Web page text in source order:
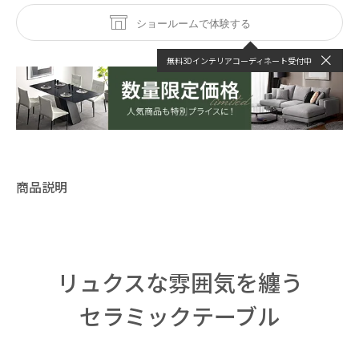
ショールームで体験する
無料3Dインテリアコーディネート受付中
商品説明
リュクスな雰囲気を纏う
セラミックテーブル